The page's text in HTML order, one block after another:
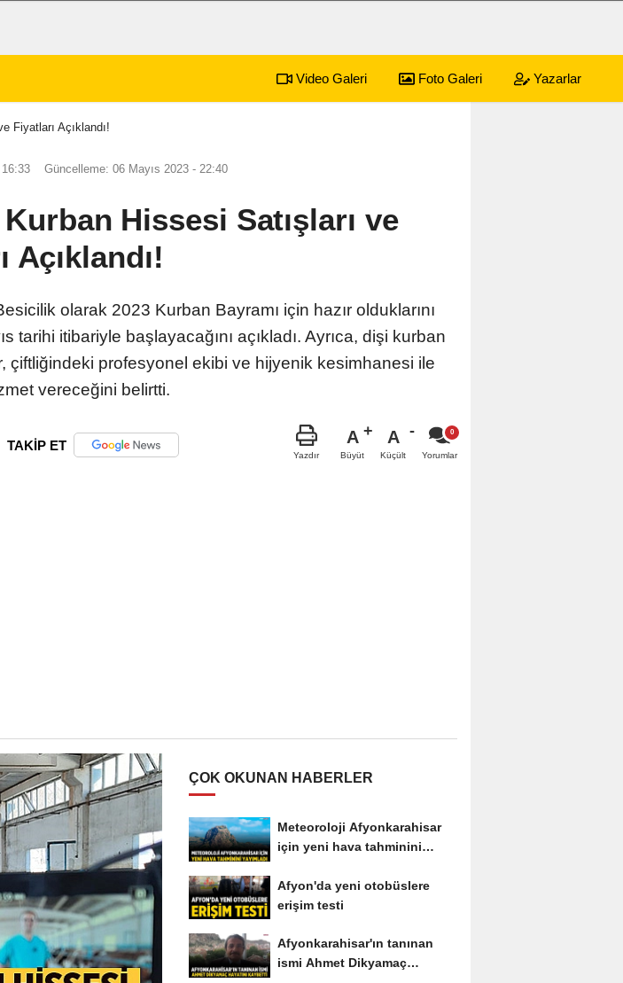
Emiralioğlu Afyonkarahisar'da tarımsal üretimi sahada inceledi 11:19
Video Galeri Foto Galeri Yazarlar
Fiyatları Açıklandı!
Güncelleme: 06 Mayıs 2023 - 22:40
Hissesi Satışları ve
Açıklandı!
olarak 2023 Kurban Bayramı için hazır olduklarını
tarihi itibariyle başlayacağını açıkladı. Ayrıca, dişi kurban
çiftliğindeki profesyonel ekibi ve hijyenik kesimhanesi ile
vereceğini belirtti.
TAKİP ET
Yazdır
A
Büyüt
A
Küçült Yorumlar
ÇOK OKUNAN HABERLER
Meteoroloji Afyonkarahisar
için yeni hava tahminini
Afyon'da yeni otobüslere
erişim testi
Afyonkarahisar'ın tanınan
ismi Ahmet Dikyamaç